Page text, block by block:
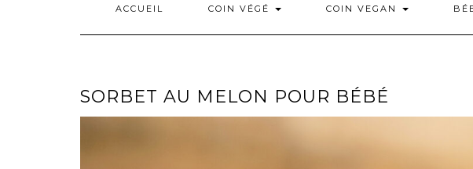
ACCUEIL COIN VÉGÉ COIN VEGAN
SORBET AU MELON POUR BÉBÉ